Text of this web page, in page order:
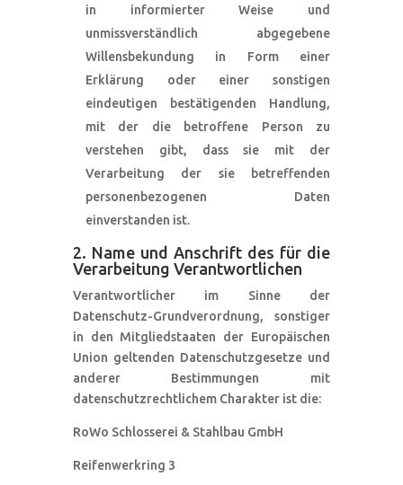
in informierter Weise und
unmissverständlich abgegebene
Willensbekundung in Form einer
Erklärung oder einer sonstigen
eindeutigen bestätigenden Handlung,
mit der die betroffene Person zu
verstehen gibt, dass sie mit der
Verarbeitung der sie betreffenden
personenbezogenen Daten
einverstanden ist.
2. Name und Anschrift des für die
Verarbeitung Verantwortlichen
Verantwortlicher im Sinne der
Datenschutz-Grundverordnung, sonstiger
in den Mitgliedstaaten der Europäischen
Union geltenden Datenschutzgesetze und
anderer Bestimmungen mit
datenschutzrechtlichem Charakter ist die:
RoWo Schlosserei & Stahlbau GmbH
Reifenwerkring 3